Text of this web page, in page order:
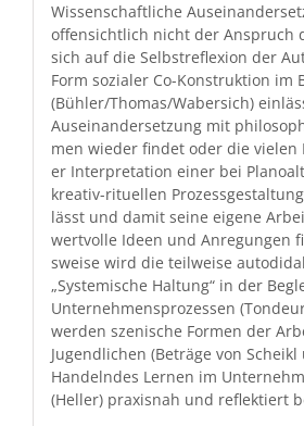
Wis­senschaftliche
offen­sichtlich nicht der Anspruch
sich auf die Selb­stre­flex­ion der
Form sozialer Co-Kon­struk­tion im
(Bühler/Thomas/Wabersich)
Auseinan­der­set­zung mit
men wieder find­et oder die
er Inter­pre­ta­tion ein­er bei
kreativ-rit­uellen
lässt und damit seine eigene
wertvolle Ideen und Anre­gun­gen
sweise wird die teil­weise
„Sys­temis­che Hal­tung“ in der
Unternehmen­sprozessen
wer­den szenis­che For­men der
Jugendlichen (Beträge von
Han­del­ndes Ler­nen im
(Heller) prax­is­nah und reflek­tiert